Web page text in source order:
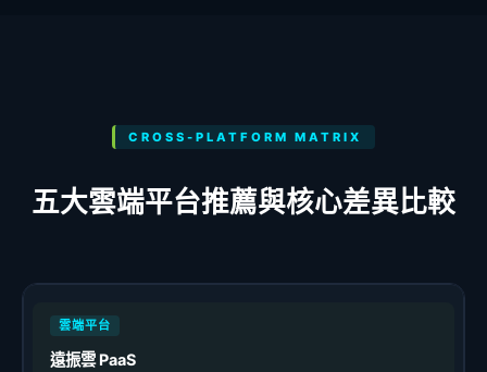
CROSS-PLATFORM MATRIX
五大雲端平台推薦與核心差異比較
遠振雲 PaaS